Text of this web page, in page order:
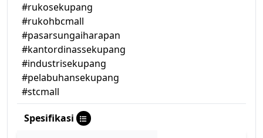
#rukosekupang
#rukohbcmall
#pasarsungaiharapan
#kantordinassekupang
#industrisekupang
#pelabuhansekupang
#stcmall
Spesifikasi